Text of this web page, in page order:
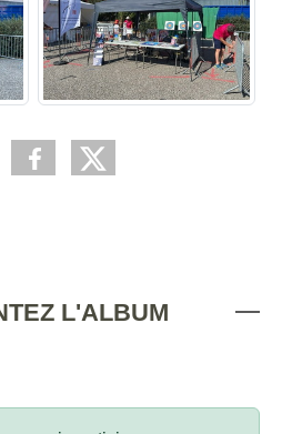
L'ALBUM